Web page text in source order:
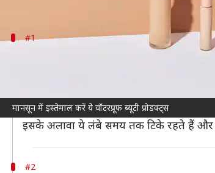
मानसून में इस्तेमाल करें ये वॉटरप्रूफ ब्यूटी प्रोडक्ट्स
#1
बारिश के मौसम में आंखों का मेकअप सबसे
वॉटरप्रूफ काजल और मस्कारा से आपकी आंखें
इसके अलावा ये लंबे समय तक टिके रहते हैं और
#2